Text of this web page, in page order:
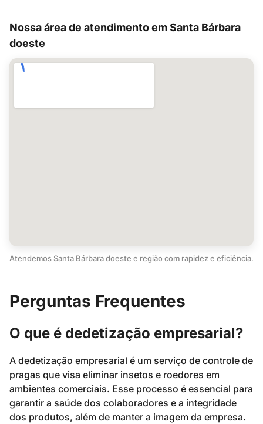
Nossa área de atendimento em Santa Bárbara
doeste
Atendemos Santa Bárbara doeste e região com rapidez e eficiência.
Perguntas Frequentes
O que é dedetização empresarial?
A dedetização empresarial é um serviço de controle de
pragas que visa eliminar insetos e roedores em
ambientes comerciais. Esse processo é essencial para
garantir a saúde dos colaboradores e a integridade
dos produtos, além de manter a imagem da empresa.